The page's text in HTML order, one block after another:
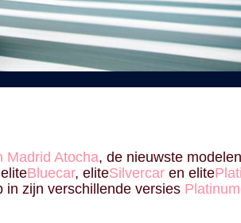
Madrid Atocha, de nieuwste
Bluecar, eliteSilvercar en elite
in zijn verschillende versies